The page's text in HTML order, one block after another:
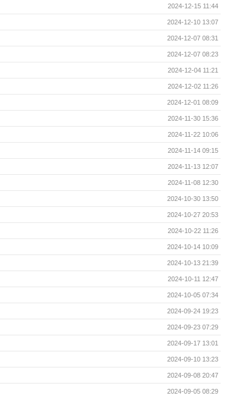
2024-12-15 11:44
2024-12-10 13:07
2024-12-07 08:31
2024-12-07 08:23
2024-12-04 11:21
2024-12-02 11:26
2024-12-01 08:09
2024-11-30 15:36
2024-11-22 10:06
2024-11-14 09:15
2024-11-13 12:07
2024-11-08 12:30
2024-10-30 13:50
2024-10-27 20:53
2024-10-22 11:26
2024-10-14 10:09
2024-10-13 21:39
2024-10-11 12:47
2024-10-05 07:34
2024-09-24 19:23
2024-09-23 07:29
2024-09-17 13:01
2024-09-10 13:23
2024-09-08 20:47
2024-09-05 08:29